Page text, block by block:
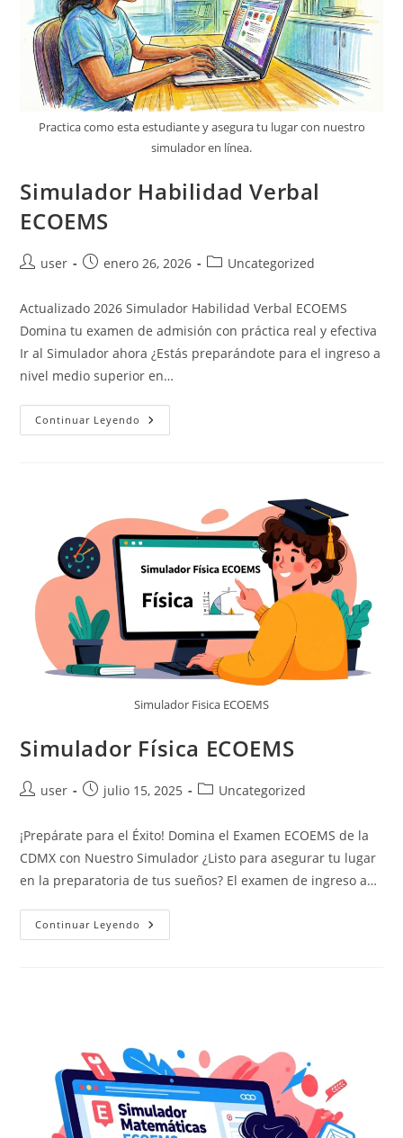
Practica como esta estudiante y asegura tu lugar con nuestro
simulador en línea.
Simulador Habilidad Verbal
ECOEMS
Autor
la
user
Publicación
enero 26, 2026
Categoría
la
Uncategorized
Actualizado 2026 Simulador Habilidad Verbal ECOEMS
Domina tu examen de admisión con práctica real y efectiva
Ir al Simulador ahora ¿Estás preparándote para el ingreso a
nivel medio superior en…
Continuar Leyendo Simulador
Habilidad
Simulador Fisica ECOEMS
Simulador Física ECOEMS
Autor
la
entrada:
user
Publicación
entrada:
julio 15, 2025
Categoría
la
entrada:
Uncategorized
¡Prepárate para el Éxito! Domina el Examen ECOEMS de la
CDMX con Nuestro Simulador ¿Listo para asegurar tu lugar
en la preparatoria de tus sueños? El examen de ingreso a…
Continuar Leyendo Simulador
Física